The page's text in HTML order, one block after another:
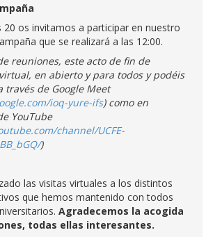
20 os invitamos a participar en nuestro
que se realizará a las 12:00.
reuniones, este acto de fin de
en abierto y para todos y podéis
través de Google Meet
ioq-yure-ifs) como en
YouTube
channel/UCFE-
)
las visitas virtuales a los distintos
que hemos mantenido con todos
Agradecemos la acogida
todas ellas interesantes.